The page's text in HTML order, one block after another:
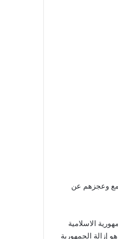
وعجزهم عن
الاسلامية
إزالة الجمهورية